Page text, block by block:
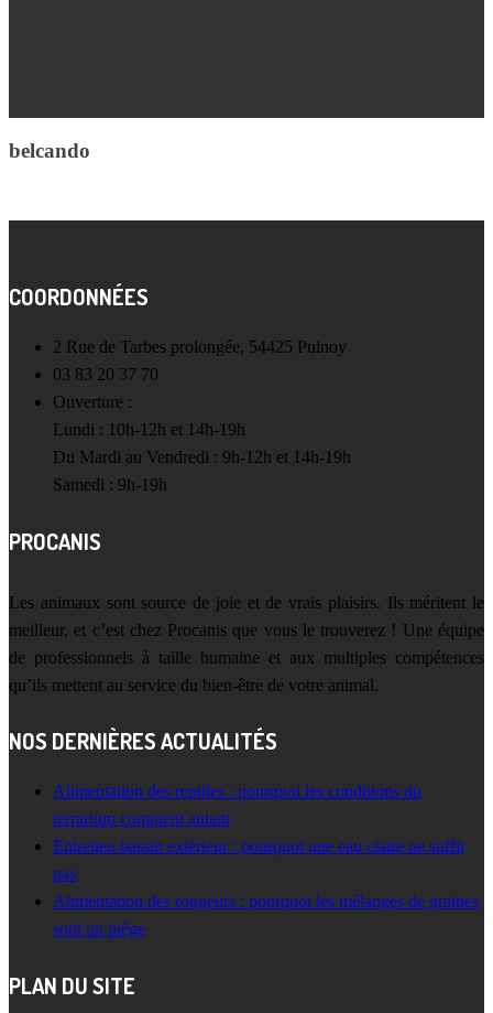
belcando
COORDONNÉES
2 Rue de Tarbes prolongée, 54425 Pulnoy
03 83 20 37 70
Ouverture :
Lundi : 10h-12h et 14h-19h
Du Mardi au Vendredi : 9h-12h et 14h-19h
Samedi : 9h-19h
PROCANIS
Les animaux sont source de joie et de vrais plaisirs. Ils méritent le
meilleur, et c’est chez Procanis que vous le trouverez ! Une équipe
de professionnels à taille humaine et aux multiples compétences
qu’ils mettent au service du bien-être de votre animal.
NOS DERNIÈRES ACTUALITÉS
Alimentation des reptiles : pourquoi les conditions du
terrarium comptent autant
Entretien bassin extérieur : pourquoi une eau claire ne suffit
pas
Alimentation des rongeurs : pourquoi les mélanges de graines
sont un piège
PLAN DU SITE